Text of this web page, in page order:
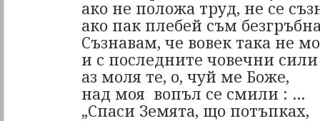
ако не положа труд, не се
ако пак плебей съм
Съзнавам, че вовек така не
и с последните човечни сили
аз моля те, о, чуй ме Боже,
над моя вопъл се смили : …
„Спаси Земята, що потъпках,